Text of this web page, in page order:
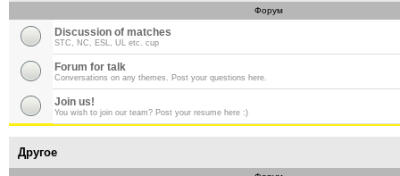
Форум
Discussion of matches
STC, NC, ESL, UL etc. cup
Forum for talk
Conversations on any themes. Post your questions here.
Join us!
You wish to join our team? Post your resume here :)
Другое